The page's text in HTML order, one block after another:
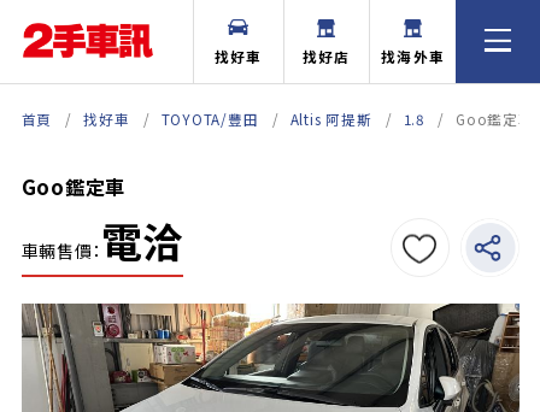
找好車 找好店 找海外車
首頁 找好車 TOYOTA/豐田 Altis 阿提斯 1.8 Goo鑑定車
Goo鑑定車
車輛售價： 電洽